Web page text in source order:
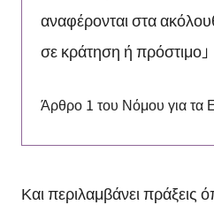
αναφέρονται στα
σε κράτηση ή πρόστιμο」
Άρθρο 1 του Νόμου για τα
Και περιλαμβάνει πράξεις